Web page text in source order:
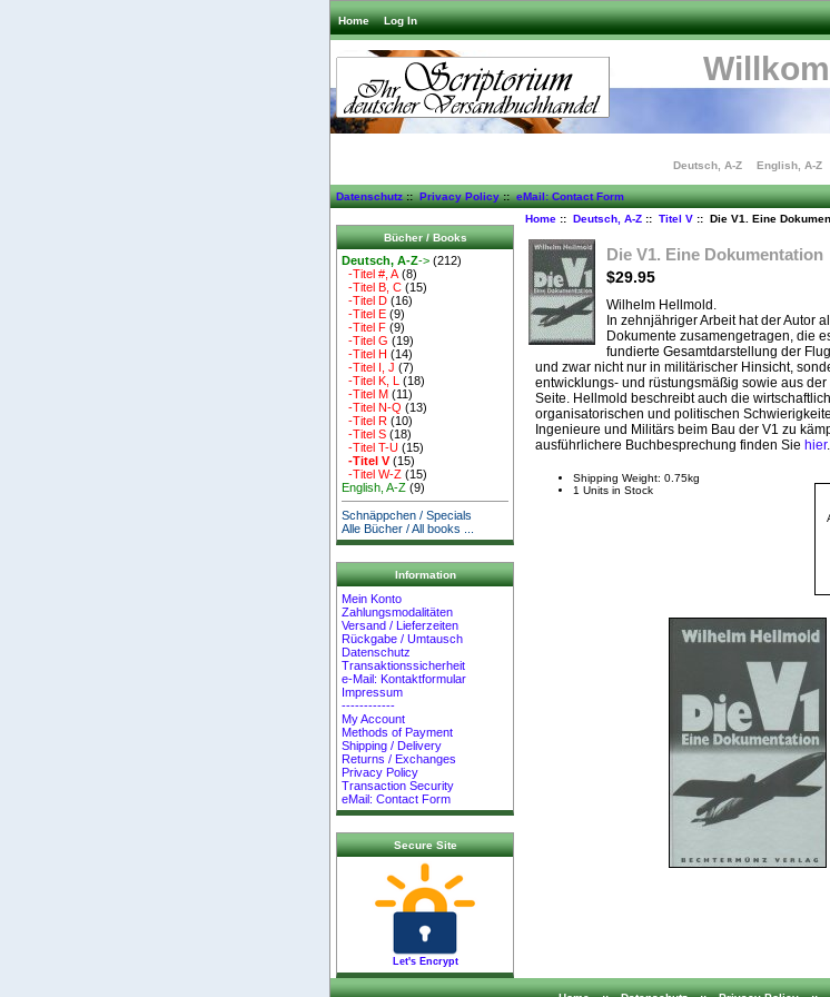
Home Log In
Deutsch, A-Z English, A-Z
Datenschutz::Privacy Policy::eMail: Contact Form
Bücher / Books
Deutsch, A-Z-> (212)
-Titel #, A (8)
-Titel B, C (15)
-Titel D (16)
-Titel E (9)
-Titel F (9)
-Titel G (19)
-Titel H (14)
-Titel I, J (7)
-Titel K, L (18)
-Titel M (11)
-Titel N-Q (13)
-Titel R (10)
-Titel S (18)
-Titel T-U (15)
-Titel V(15)
-Titel W-Z (15)
English, A-Z (9)
Schnäppchen / Specials
Alle Bücher / All books ...
Information
Mein Konto
Zahlungsmodalitäten
Versand / Lieferzeiten
Rückgabe / Umtausch
Datenschutz
Transaktionssicherheit
e-Mail: Kontaktformular
Impressum
------------
My Account
Methods of Payment
Shipping / Delivery
Returns / Exchanges
Privacy Policy
Transaction Security
eMail: Contact Form
Secure Site
Let's Encrypt
Home:: Deutsch, A-Z:: Titel V:: Die V1. Eine
Die V1. Eine Dokumentation
$29.95
Wilhelm Hellmold.
In zehnjähriger Arbeit hat der Autor
Dokumente zusamengetragen, die
fundierte Gesamtdarstellung der
und zwar nicht nur in militärischer Hinsicht,
entwicklungs- und rüstungsmäßig sowie aus
Seite. Hellmold beschreibt auch die
organisatorischen und politischen
Ingenieure und Militärs beim Bau der V1 zu
ausführlichere Buchbesprechung finden Sie hier
Shipping Weight: 0.75kg
1 Units in Stock